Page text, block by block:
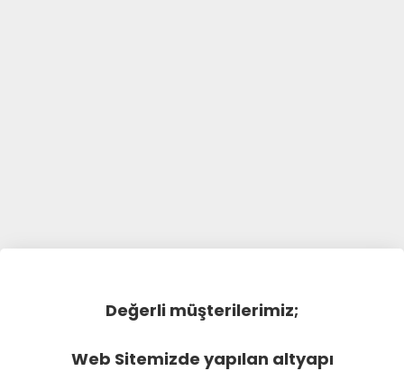
Değerli müşterilerimiz;
Web Sitemizde yapılan altyapı